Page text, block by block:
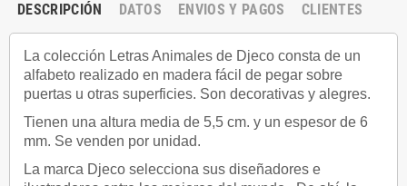
DESCRIPCIÓN DATOS ENVIOS Y PAGOS CLIENTES
La colección Letras Animales de Djeco consta de un
alfabeto realizado en madera fácil de pegar sobre
puertas u otras superficies. Son decorativas y alegres.
Tienen una altura media de 5,5 cm. y un espesor de 6
mm. Se venden por unidad.
La marca Djeco selecciona sus diseñadores e